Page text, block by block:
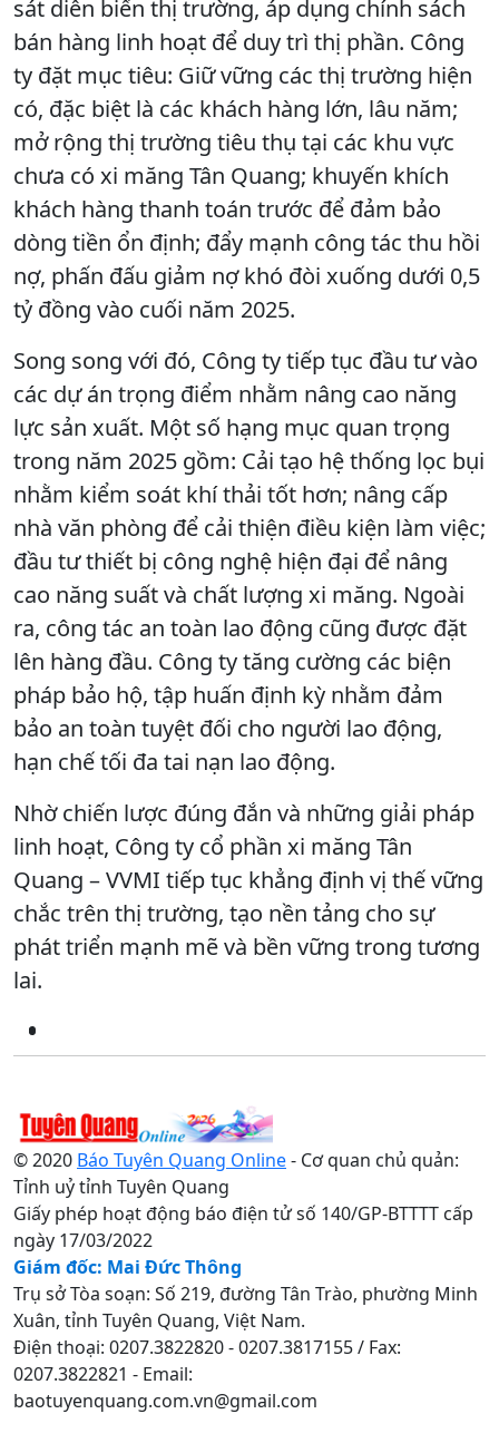
sát diễn biến thị trường, áp dụng chính sách
bán hàng linh hoạt để duy trì thị phần. Công
ty đặt mục tiêu: Giữ vững các thị trường hiện
có, đặc biệt là các khách hàng lớn, lâu năm;
mở rộng thị trường tiêu thụ tại các khu vực
chưa có xi măng Tân Quang; khuyến khích
khách hàng thanh toán trước để đảm bảo
dòng tiền ổn định; đẩy mạnh công tác thu hồi
nợ, phấn đấu giảm nợ khó đòi xuống dưới 0,5
tỷ đồng vào cuối năm 2025.
Song song với đó, Công ty tiếp tục đầu tư vào
các dự án trọng điểm nhằm nâng cao năng
lực sản xuất. Một số hạng mục quan trọng
trong năm 2025 gồm: Cải tạo hệ thống lọc bụi
nhằm kiểm soát khí thải tốt hơn; nâng cấp
nhà văn phòng để cải thiện điều kiện làm việc;
đầu tư thiết bị công nghệ hiện đại để nâng
cao năng suất và chất lượng xi măng. Ngoài
ra, công tác an toàn lao động cũng được đặt
lên hàng đầu. Công ty tăng cường các biện
pháp bảo hộ, tập huấn định kỳ nhằm đảm
bảo an toàn tuyệt đối cho người lao động,
hạn chế tối đa tai nạn lao động.
Nhờ chiến lược đúng đắn và những giải pháp
linh hoạt, Công ty cổ phần xi măng Tân
Quang – VVMI tiếp tục khẳng định vị thế vững
chắc trên thị trường, tạo nền tảng cho sự
phát triển mạnh mẽ và bền vững trong tương
lai.
© 2020 Báo Tuyên Quang Online- Cơ quan chủ quản:
Tỉnh uỷ tỉnh Tuyên Quang
Giấy phép hoạt động báo điện tử số 140/GP-BTTTT cấp
ngày 17/03/2022
Giám đốc: Mai Đức Thông
Trụ sở Tòa soạn: Số 219, đường Tân Trào, phường Minh
Xuân, tỉnh Tuyên Quang, Việt Nam.
Điện thoại: 0207.3822820 - 0207.3817155 / Fax:
0207.3822821 - Email:
baotuyenquang.com.vn@gmail.com